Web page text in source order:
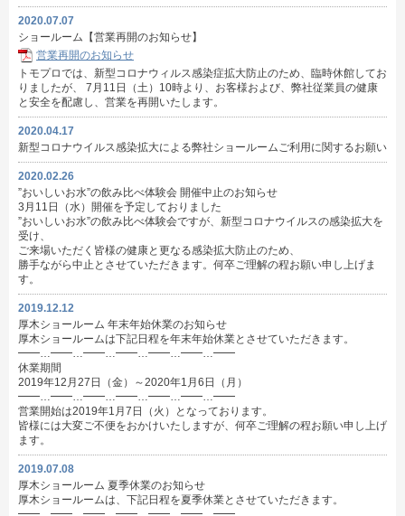
2020.07.07
ショールーム【営業再開のお知らせ】
営業再開のお知らせ
トモプロでは、新型コロナウィルス感染症拡大防止のため、臨時休館してお
りましたが、 7月11日（土）10時より、お客様および、弊社従業員の健康
と安全を配慮し、営業を再開いたします。
2020.04.17
新型コロナウイルス感染拡大による弊社ショールームご利用に関するお願い
2020.02.26
”おいしいお水”の飲み比べ体験会 開催中止のお知らせ
3月11日（水）開催を予定しておりました
”おいしいお水”の飲み比べ体験会ですが、新型コロナウイルスの感染拡大を
受け、
ご来場いただく皆様の健康と更なる感染拡大防止のため、
勝手ながら中止とさせていただきます。何卒ご理解の程お願い申し上げま
す。
2019.12.12
厚木ショールーム 年末年始休業のお知らせ
厚木ショールームは下記日程を年末年始休業とさせていただきます。
━━…━━…━━…━━…━━…━━…━━
休業期間
2019年12月27日（金）～2020年1月6日（月）
━━…━━…━━…━━…━━…━━…━━
営業開始は2019年1月7日（火）となっております。
皆様には大変ご不便をおかけいたしますが、何卒ご理解の程お願い申し上げ
ます。
2019.07.08
厚木ショールーム 夏季休業のお知らせ
厚木ショールームは、下記日程を夏季休業とさせていただきます。